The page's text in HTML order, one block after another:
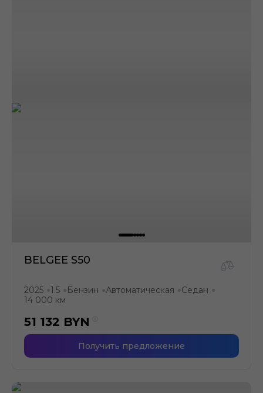
BELGEE S50
2025 ●1.5 ● Бензин ●Автоматическая ●Седан ●
14 000 км
51 132 BYN
Получить предложение